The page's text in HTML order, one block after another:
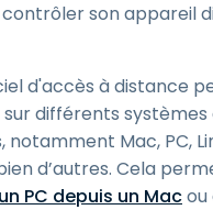
son appareil
d'accès à distance
différents systèmes
Mac, PC,
d’autres. Cela
PC depuis un Macou